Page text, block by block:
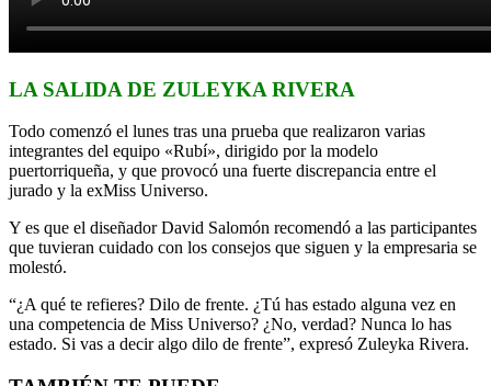
LA SALIDA DE ZULEYKA RIVERA
Todo comenzó el lunes tras una prueba que realizaron varias
integrantes del equipo «Rubí», dirigido por la modelo
puertorriqueña, y que provocó una fuerte discrepancia entre el
jurado y la exMiss Universo.
Y es que el diseñador David Salomón recomendó a las participantes
que tuvieran cuidado con los consejos que siguen y la empresaria se
molestó.
“¿A qué te refieres? Dilo de frente. ¿Tú has estado alguna vez en
una competencia de Miss Universo? ¿No, verdad? Nunca lo has
estado. Si vas a decir algo dilo de frente”, expresó Zuleyka Rivera.